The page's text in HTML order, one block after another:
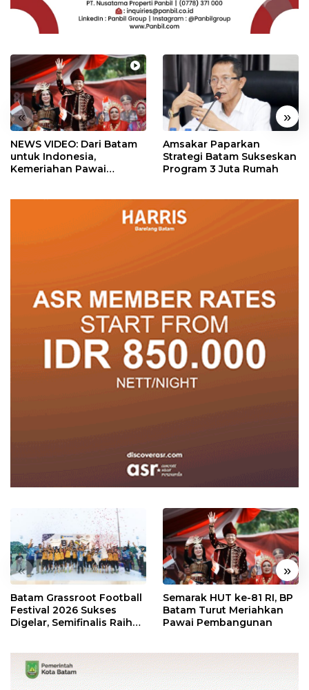
« »
NEWS VIDEO: Dari Batam
untuk Indonesia,
Kemeriahan Pawai
Amsakar Paparkan
Strategi Batam Sukseskan
Program 3 Juta Rumah
« »
Batam Grassroot Football
Festival 2026 Sukses
Digelar, Semifinalis Raih
Semarak HUT ke-81 RI, BP
Batam Turut Meriahkan
Pawai Pembangunan